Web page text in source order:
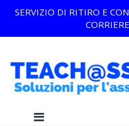
SERVIZIO DI RITIRO E